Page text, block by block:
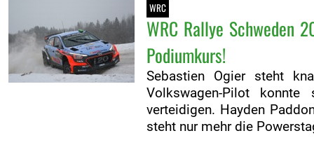
WRC
WRC Rallye Schweden
Podiumkurs!
Sebastien Ogier steht
Volkswagen-Pilot
verteidigen. Hayden
steht nur mehr die